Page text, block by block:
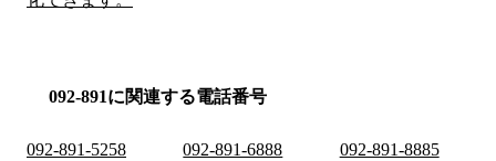
092-891に関連する電話番号
092-891-5258 092-891-6888
092-891-8885